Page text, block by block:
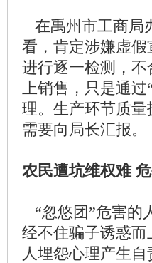
在禹州市工商局
看，肯定涉嫌虚
进行逐一检测，
上销售，只是通
理。生产环节质
需要向局长汇报。
农民遭坑维权难
“忽悠团”危害的
经不住骗子诱惑
人埋怨心理产生